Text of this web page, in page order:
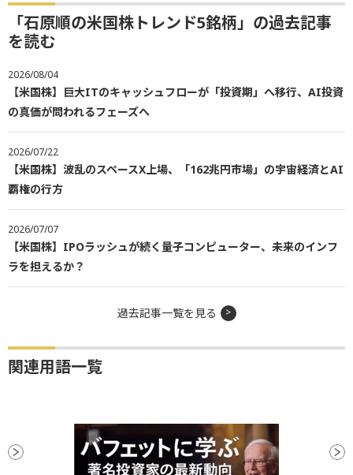
「石原順の米国株トレンド5銘柄」の過去記事
を読む
2026/08/04
【米国株】巨大ITのキャッシュフローが「投資期」へ移行、AI投資
の真価が問われるフェーズへ
2026/07/22
【米国株】波乱のスペースX上場、「162兆円市場」の宇宙経済とAI
覇権の行方
2026/07/07
【米国株】IPOラッシュが続く量子コンピューター、未来のインフ
ラを担えるか？
過去記事一覧を見る
関連用語一覧